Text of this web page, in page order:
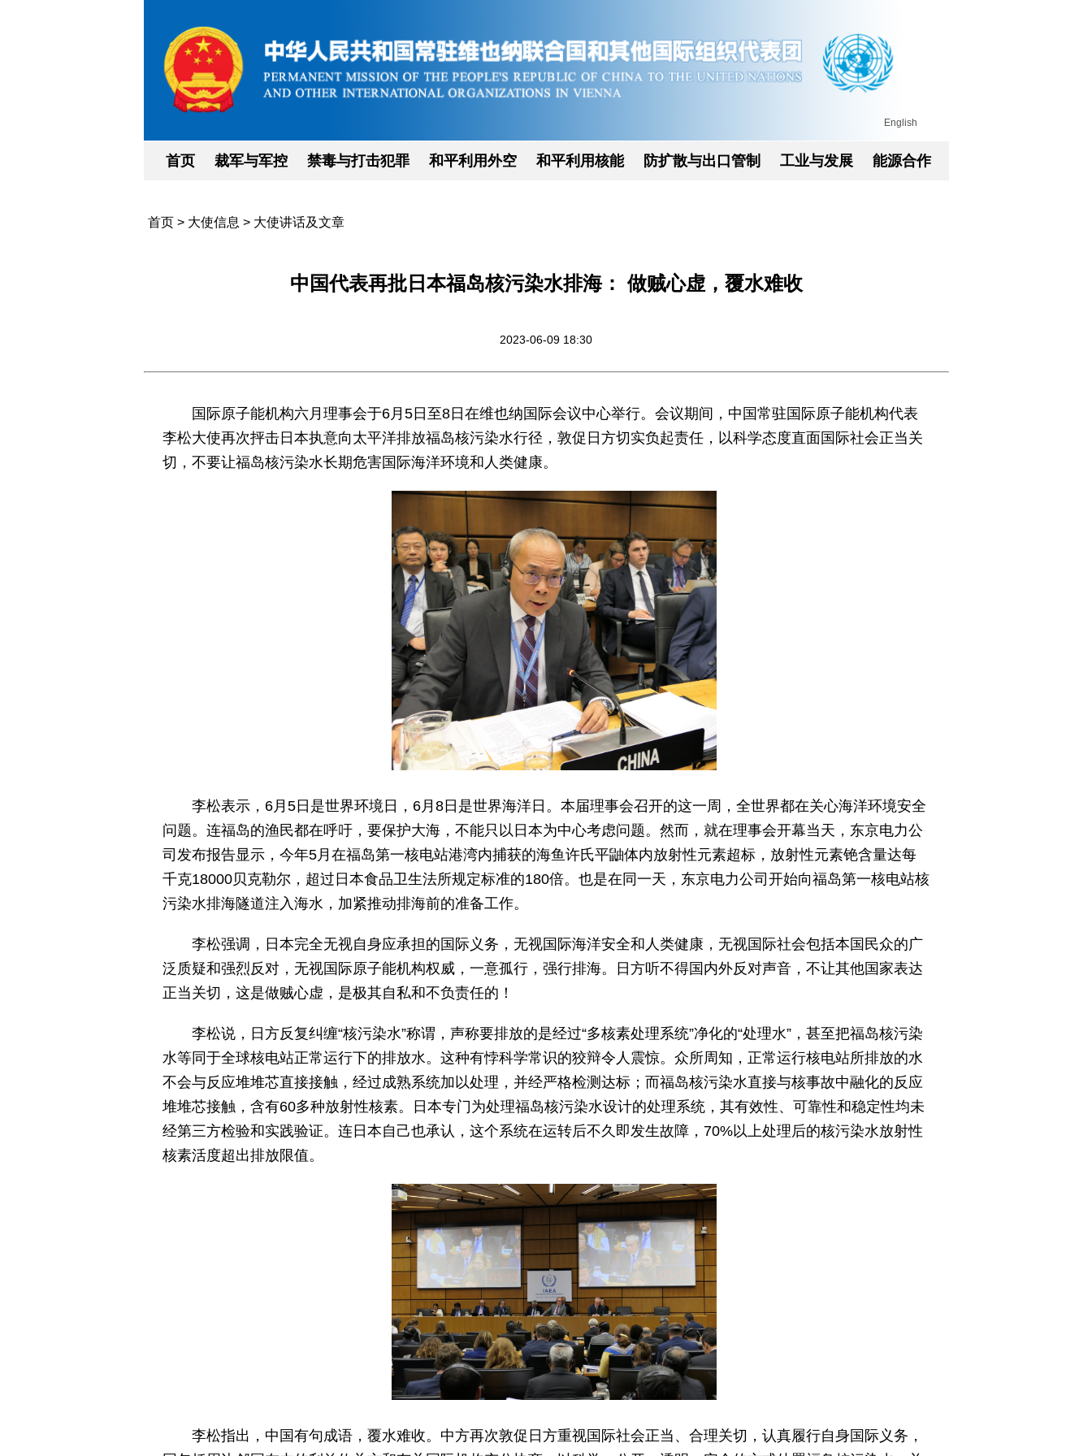
English
首页 裁军与军控 禁毒与打击犯罪 和平利用外空 和平利用核能 防扩散与出口管制 工业与发展 能源合作
首页> 大使信息 > 大使讲话及文章
中国代表再批日本福岛核污染水排海： 做贼心虚，覆水难收
2023-06-09 18:30
国际原子能机构六月理事会于6月5日至8日在维也纳国际会议中心举行。会议期间，中国常驻国际原子能机构代表
李松大使再次抨击日本执意向太平洋排放福岛核污染水行径，敦促日方切实负起责任，以科学态度直面国际社会正当关
切，不要让福岛核污染水长期危害国际海洋环境和人类健康。
李松表示，6月5日是世界环境日，6月8日是世界海洋日。本届理事会召开的这一周，全世界都在关心海洋环境安全
问题。连福岛的渔民都在呼吁，要保护大海，不能只以日本为中心考虑问题。然而，就在理事会开幕当天，东京电力公
司发布报告显示，今年5月在福岛第一核电站港湾内捕获的海鱼许氏平鼬体内放射性元素超标，放射性元素铯含量达每
千克18000贝克勒尔，超过日本食品卫生法所规定标准的180倍。也是在同一天，东京电力公司开始向福岛第一核电站核
污染水排海隧道注入海水，加紧推动排海前的准备工作。
李松强调，日本完全无视自身应承担的国际义务，无视国际海洋安全和人类健康，无视国际社会包括本国民众的广
泛质疑和强烈反对，无视国际原子能机构权威，一意孤行，强行排海。日方听不得国内外反对声音，不让其他国家表达
正当关切，这是做贼心虚，是极其自私和不负责任的！
李松说，日方反复纠缠“核污染水”称谓，声称要排放的是经过“多核素处理系统”净化的“处理水”，甚至把福岛核污染
水等同于全球核电站正常运行下的排放水。这种有悖科学常识的狡辩令人震惊。众所周知，正常运行核电站所排放的水
不会与反应堆堆芯直接接触，经过成熟系统加以处理，并经严格检测达标；而福岛核污染水直接与核事故中融化的反应
堆堆芯接触，含有60多种放射性核素。日本专门为处理福岛核污染水设计的处理系统，其有效性、可靠性和稳定性均未
经第三方检验和实践验证。连日本自己也承认，这个系统在运转后不久即发生故障，70%以上处理后的核污染水放射性
核素活度超出排放限值。
李松指出，中国有句成语，覆水难收。中方再次敦促日方重视国际社会正当、合理关切，认真履行自身国际义务，